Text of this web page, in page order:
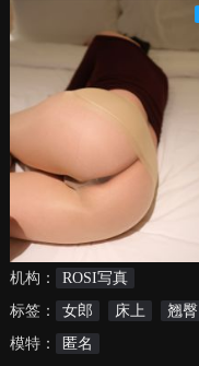
机构：
ROSI写真
标签：
女郎 床上
翘臀
模特：
匿名